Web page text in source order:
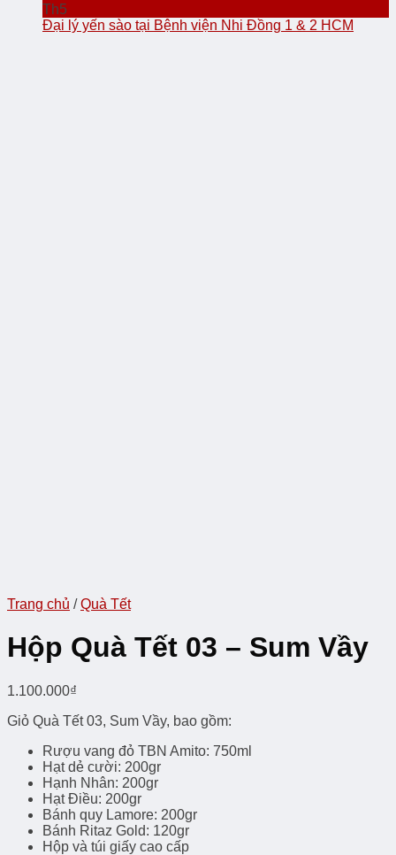
Th5
Đại lý yến sào tại Bệnh viện Nhi Đồng 1 & 2 HCM
Trang chủ / Quà Tết
Hộp Quà Tết 03 – Sum Vầy
1.100.000₫
Giỏ Quà Tết 03, Sum Vầy, bao gồm:
Rượu vang đỏ TBN Amito: 750ml
Hạt dẻ cười: 200gr
Hạnh Nhân: 200gr
Hạt Điều: 200gr
Bánh quy Lamore: 200gr
Bánh Ritaz Gold: 120gr
Hộp và túi giấy cao cấp